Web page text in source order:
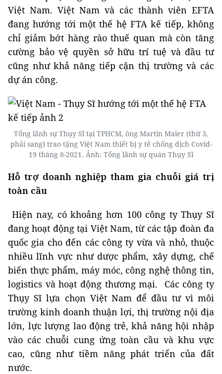
Việt Nam. Việt Nam và các thành viên EFTA
đang hướng tới một thế hệ FTA kế tiếp, không
chỉ giảm bớt hàng rào thuế quan mà còn tăng
cường bảo vệ quyền sở hữu trí tuệ và đầu tư
cũng như khả năng tiếp cận thị trường và các
dự án công.
Tổng lãnh sự Thụy Sĩ tại TPHCM, ông Martin Maier (thứ 3,
phải sang) trao tặng Việt Nam thiết bị y tế chống dịch Covid-
19 tháng 8-2021. Ảnh: Tổng lãnh sự quán Thụy Sĩ
Hỗ trợ doanh nghiệp tham gia chuỗi giá trị
toàn cầu
Hiện nay, có khoảng hơn 100 công ty Thụy Sĩ
đang hoạt động tại Việt Nam, từ các tập đoàn đa
quốc gia cho đến các công ty vừa và nhỏ, thuộc
nhiều lĩnh vực như dược phẩm, xây dựng, chế
biến thực phẩm, máy móc, công nghệ thông tin,
logistics và hoạt động thương mại. Các công ty
Thụy Sĩ lựa chọn Việt Nam để đầu tư vì môi
trường kinh doanh thuận lợi, thị trường nội địa
lớn, lực lượng lao động trẻ, khả năng hội nhập
vào các chuỗi cung ứng toàn cầu và khu vực
cao, cũng như tiềm năng phát triển của đất
nước.